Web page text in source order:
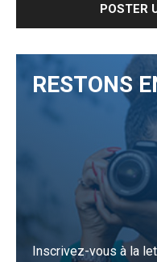
RESTONS
Inscrivez-vous à la